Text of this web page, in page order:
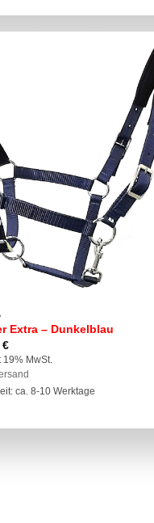
Extra – Dunkelblau
€
19% MwSt.
ca. 8-10 Werktage